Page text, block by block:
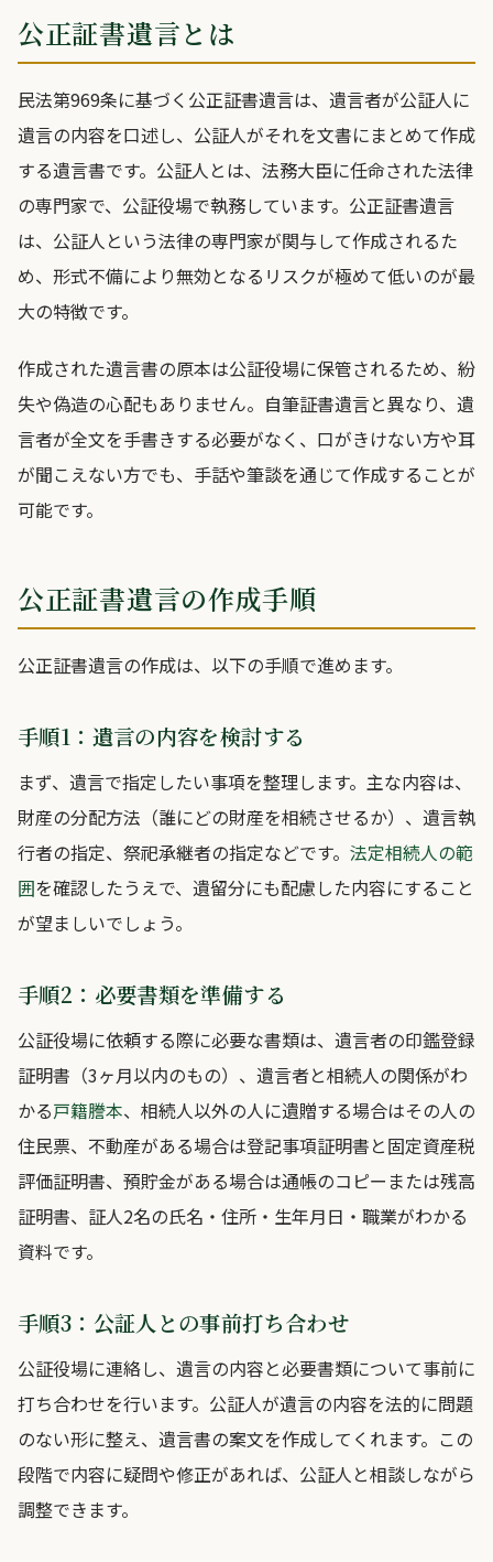
公正証書遺言とは
民法第969条に基づく公正証書遺言は、遺言者が公証人に
遺言の内容を口述し、公証人がそれを文書にまとめて作成
する遺言書です。公証人とは、法務大臣に任命された法律
の専門家で、公証役場で執務しています。公正証書遺言
は、公証人という法律の専門家が関与して作成されるた
め、形式不備により無効となるリスクが極めて低いのが最
大の特徴です。
作成された遺言書の原本は公証役場に保管されるため、紛
失や偽造の心配もありません。自筆証書遺言と異なり、遺
言者が全文を手書きする必要がなく、口がきけない方や耳
が聞こえない方でも、手話や筆談を通じて作成することが
可能です。
公正証書遺言の作成手順
公正証書遺言の作成は、以下の手順で進めます。
手順1：遺言の内容を検討する
まず、遺言で指定したい事項を整理します。主な内容は、
財産の分配方法（誰にどの財産を相続させるか）、遺言執
行者の指定、祭祀承継者の指定などです。 法定相続人の範
囲を確認したうえで、遺留分にも配慮した内容にすること
が望ましいでしょう。
手順2：必要書類を準備する
公証役場に依頼する際に必要な書類は、遺言者の印鑑登録
証明書（3ヶ月以内のもの）、遺言者と相続人の関係がわ
かる戸籍謄本、相続人以外の人に遺贈する場合はその人の
住民票、不動産がある場合は登記事項証明書と固定資産税
評価証明書、預貯金がある場合は通帳のコピーまたは残高
証明書、証人2名の氏名・住所・生年月日・職業がわかる
資料です。
手順3：公証人との事前打ち合わせ
公証役場に連絡し、遺言の内容と必要書類について事前に
打ち合わせを行います。公証人が遺言の内容を法的に問題
のない形に整え、遺言書の案文を作成してくれます。この
段階で内容に疑問や修正があれば、公証人と相談しながら
調整できます。